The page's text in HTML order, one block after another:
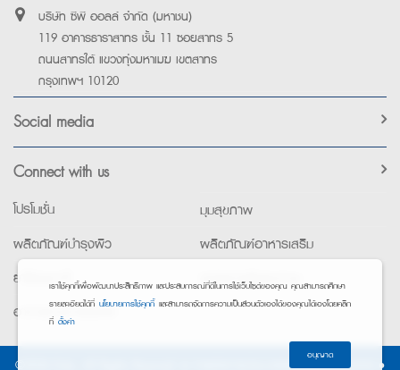
บริษัท ซีพี ออลล์ จำกัด (มหาชน)
119 อาคารธาราสาทร ชั้น 11 ซอยสาทร 5
ถนนสาทรใต้ แขวงทุ่งมหาเมฆ เขตสาทร
กรุงเทพฯ 10120
Social media
Connect with us
โปรโมชั่น
มุมสุขภาพ
ผลิตภัณฑ์บำรุงผิว
ผลิตภัณฑ์อาหารเสริม
ยาใช้เฉพาะที่
อุปกรณ์เพื่อสุขภาพ
อาหารทางการแพทย์
©2026 Exta. All Rights Reserved. • การแจ้งการประมวลผลข้อมูลส่วนบุคคล •
เราใช้คุกกี้เพื่อพัฒนาประสิทธิภาพ และประสบการณ์ที่ดีในการใช้เว็บไซต์ของคุณ คุณสามารถศึกษา
รายละเอียดได้ที่ นโยบายการใช้คุกกี้ และสามารถจัดการความเป็นส่วนตัวเองได้ของคุณได้เองโดยคลิก
ที่ ตั้งค่า
อนุญาต